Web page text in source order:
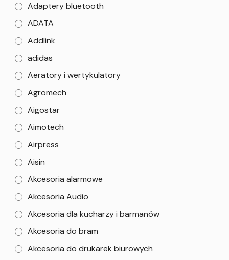
Adaptery bluetooth
ADATA
Addlink
adidas
Aeratory i wertykulatory
Agromech
Aigostar
Aimotech
Airpress
Aisin
Akcesoria alarmowe
Akcesoria Audio
Akcesoria dla kucharzy i barmanów
Akcesoria do bram
Akcesoria do drukarek biurowych